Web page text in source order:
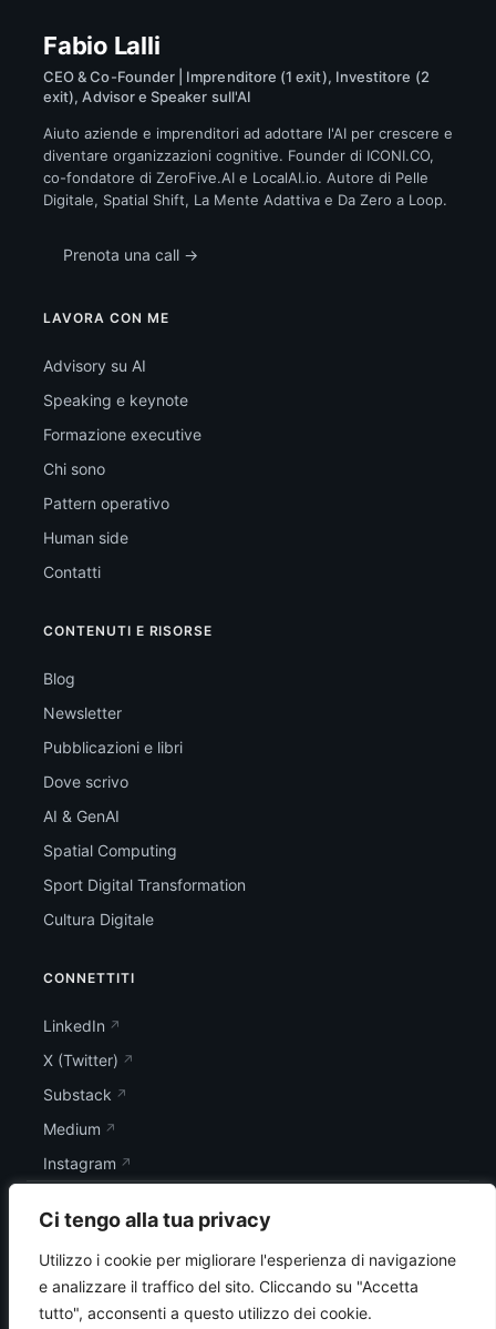
Ci tengo alla tua privacy
Utilizzo i cookie per migliorare l'esperienza di navigazione
e analizzare il traffico del sito. Cliccando su "Accetta
tutto", acconsenti a questo utilizzo dei cookie.
Fabio Lalli
CEO & Co-Founder | Imprenditore (1 exit), Investitore (2
exit), Advisor e Speaker sull'AI
Aiuto aziende e imprenditori ad adottare l'AI per crescere e
diventare organizzazioni cognitive. Founder di ICONI.CO,
co-fondatore di ZeroFive.AI e LocalAI.io. Autore di Pelle
Digitale, Spatial Shift, La Mente Adattiva e Da Zero a Loop.
Prenota una call →
LAVORA CON ME
Advisory su AI
Speaking e keynote
Formazione executive
Chi sono
Pattern operativo
Human side
Contatti
CONTENUTI E RISORSE
Blog
Newsletter
Pubblicazioni e libri
Dove scrivo
AI & GenAI
Spatial Computing
Sport Digital Transformation
Cultura Digitale
CONNETTITI
LinkedIn
X (Twitter)
Substack
Medium
Instagram